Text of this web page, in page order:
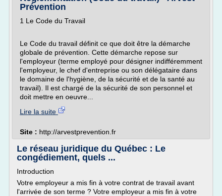
Prévention
1 Le Code du Travail
Le Code du travail définit ce que doit être la démarche
globale de prévention. Cette démarche repose sur
l'employeur (terme employé pour désigner indifféremment
l'employeur, le chef d'entreprise ou son délégataire dans
le domaine de l'hygiène, de la sécurité et de la santé au
travail). Il est chargé de la sécurité de son personnel et
doit mettre en oeuvre...
Lire la suite
Site : http://arvestprevention.fr
Le réseau juridique du Québec : Le
congédiement, quels ...
Introduction
Votre employeur a mis fin à votre contrat de travail avant
l'arrivée de son terme ? Votre employeur a mis fin à votre